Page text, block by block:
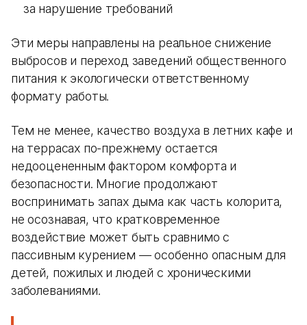
за нарушение требований
Эти меры направлены на реальное снижение
выбросов и переход заведений общественного
питания к экологически ответственному
формату работы.
Тем не менее, качество воздуха в летних кафе и
на террасах по-прежнему остается
недооцененным фактором комфорта и
безопасности. Многие продолжают
воспринимать запах дыма как часть колорита,
не осознавая, что кратковременное
воздействие может быть сравнимо с
пассивным курением — особенно опасным для
детей, пожилых и людей с хроническими
заболеваниями.